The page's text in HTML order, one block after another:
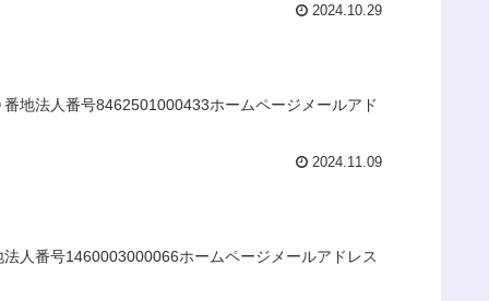
2024.10.29
地法人番号8462501000433ホームページメールアド
2024.11.09
人番号1460003000066ホームページメールアドレス